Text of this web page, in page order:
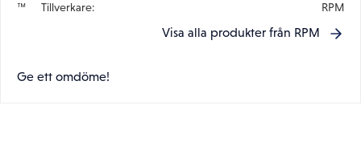
Tillverkare
RPM
Visa alla produkter från RPM
Ge ett omdöme!